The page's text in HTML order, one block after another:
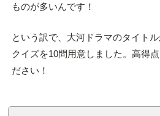
ものが多いんです！
という訳で、大河ドラマのタイト
クイズを10問用意しました。高得
ださい！